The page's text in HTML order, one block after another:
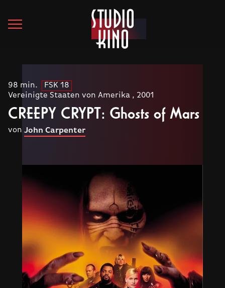
98 min.
FSK 18
Vereinigte Staaten von Amerika , 2001
CREEPY CRYPT: Ghosts of Mars
von John Carpenter